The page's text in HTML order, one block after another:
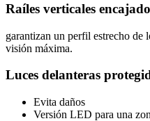
Raíles verticales
garantizan un perfil estrecho
visión máxima.
Luces delanteras
Evita daños
Versión LED para una